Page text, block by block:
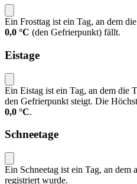
Ein Frosttag ist ein Tag, an dem
0,0 °C (den Gefrierpunkt) fällt.
Eistage
Ein Eistag ist ein Tag, an dem die
den Gefrierpunkt steigt. Die
0,0 °C.
Schneetage
Ein Schneetag ist ein Tag, an dem
registriert wurde.